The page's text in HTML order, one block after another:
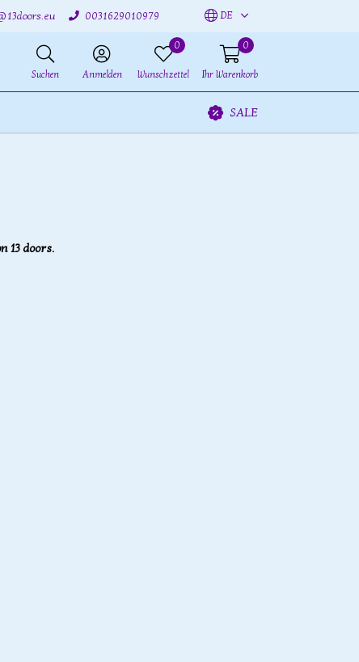
0031629010979 DE
Suchen Anmelden
0
Wunschzettel
0
Ihr Warenkorb
SALE
13 doors.